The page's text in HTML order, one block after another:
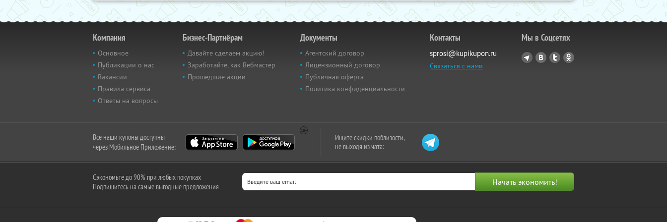
Компания
Основное
Публикации о нас
Вакансии
Правила сервиса
Ответы на вопросы
Бизнес-Партнёрам
Давайте сделаем акцию!
Заработайте, как Вебмастер
Прошедшие акции
Документы
Агентский договор
Лицензионный договор
Публичная оферта
Политика конфиденциальности
Контакты
sprosi@kupikupon.ru
Связаться с нами
Мы в Соцсетях
Все наши купоны доступны
через Мобильное Приложение:
Ищите скидки поблизости,
не выходя из чата:
Сэкономьте до 90% при любых покупках
Подпишитесь на самые выгодные предложения